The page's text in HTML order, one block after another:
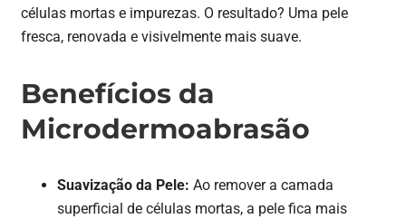
células mortas e impurezas. O resultado? Uma pele
fresca, renovada e visivelmente mais suave.
Benefícios da
Microdermoabrasão
Suavização da Pele: Ao remover a camada
superficial de células mortas, a pele fica mais